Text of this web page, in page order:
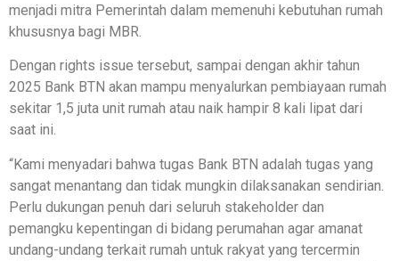
menjadi mitra Pemerintah dalam memenuhi kebutuhan rumah
khususnya bagi MBR.
Dengan rights issue tersebut, sampai dengan akhir tahun
2025 Bank BTN akan mampu menyalurkan pembiayaan rumah
sekitar 1,5 juta unit rumah atau naik hampir 8 kali lipat dari
saat ini.
“Kami menyadari bahwa tugas Bank BTN adalah tugas yang
sangat menantang dan tidak mungkin dilaksanakan sendirian.
Perlu dukungan penuh dari seluruh stakeholder dan
pemangku kepentingan di bidang perumahan agar amanat
undang-undang terkait rumah untuk rakyat yang tercermin